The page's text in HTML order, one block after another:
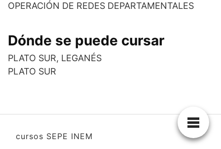
OPERACIÓN DE REDES DEPARTAMENTALES
Dónde se puede cursar
PLATO SUR, LEGANÉS
PLATO SUR
cursos SEPE INEM